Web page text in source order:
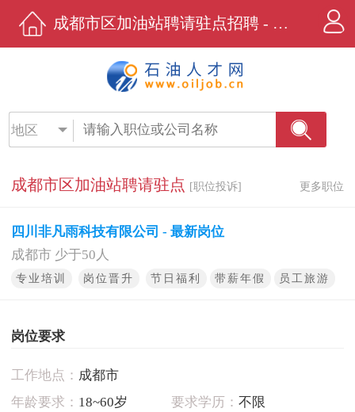
成都市区加油站聘请驻点招聘 - 四川非凡雨科技有限公司 - 石油人才网
地区
成都市区加油站聘请驻点 [职位投诉] 更多职位
四川非凡雨科技有限公司 - 最新岗位
成都市 少于50人
专业培训 岗位晋升 节日福利 带薪年假 员工旅游
岗位要求
工作地点： 成都市
年龄要求： 18~60岁 要求学历： 不限